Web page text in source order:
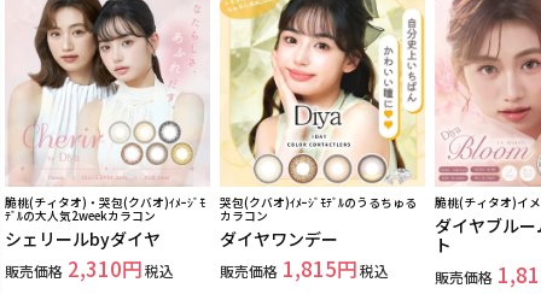
脆桃(チィタオ)・哭包(クバオ)ｲﾒｰｼﾞﾓ
ﾃﾞﾙの大人気2weekカラコン
シェリールbyダイヤ
販売価格 2,310 税込
哭包(クバオ)ｲﾒｰｼﾞﾓﾃﾞﾙのうるちゅる
カラコン
ダイヤワンデー
販売価格 1,815 税込
脆桃(チィタオ)イ
ダイヤブル
ト
販売価格